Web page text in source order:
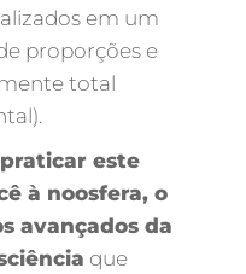
em um
proporções e
total
este
à noosfera, o
avançados da
que